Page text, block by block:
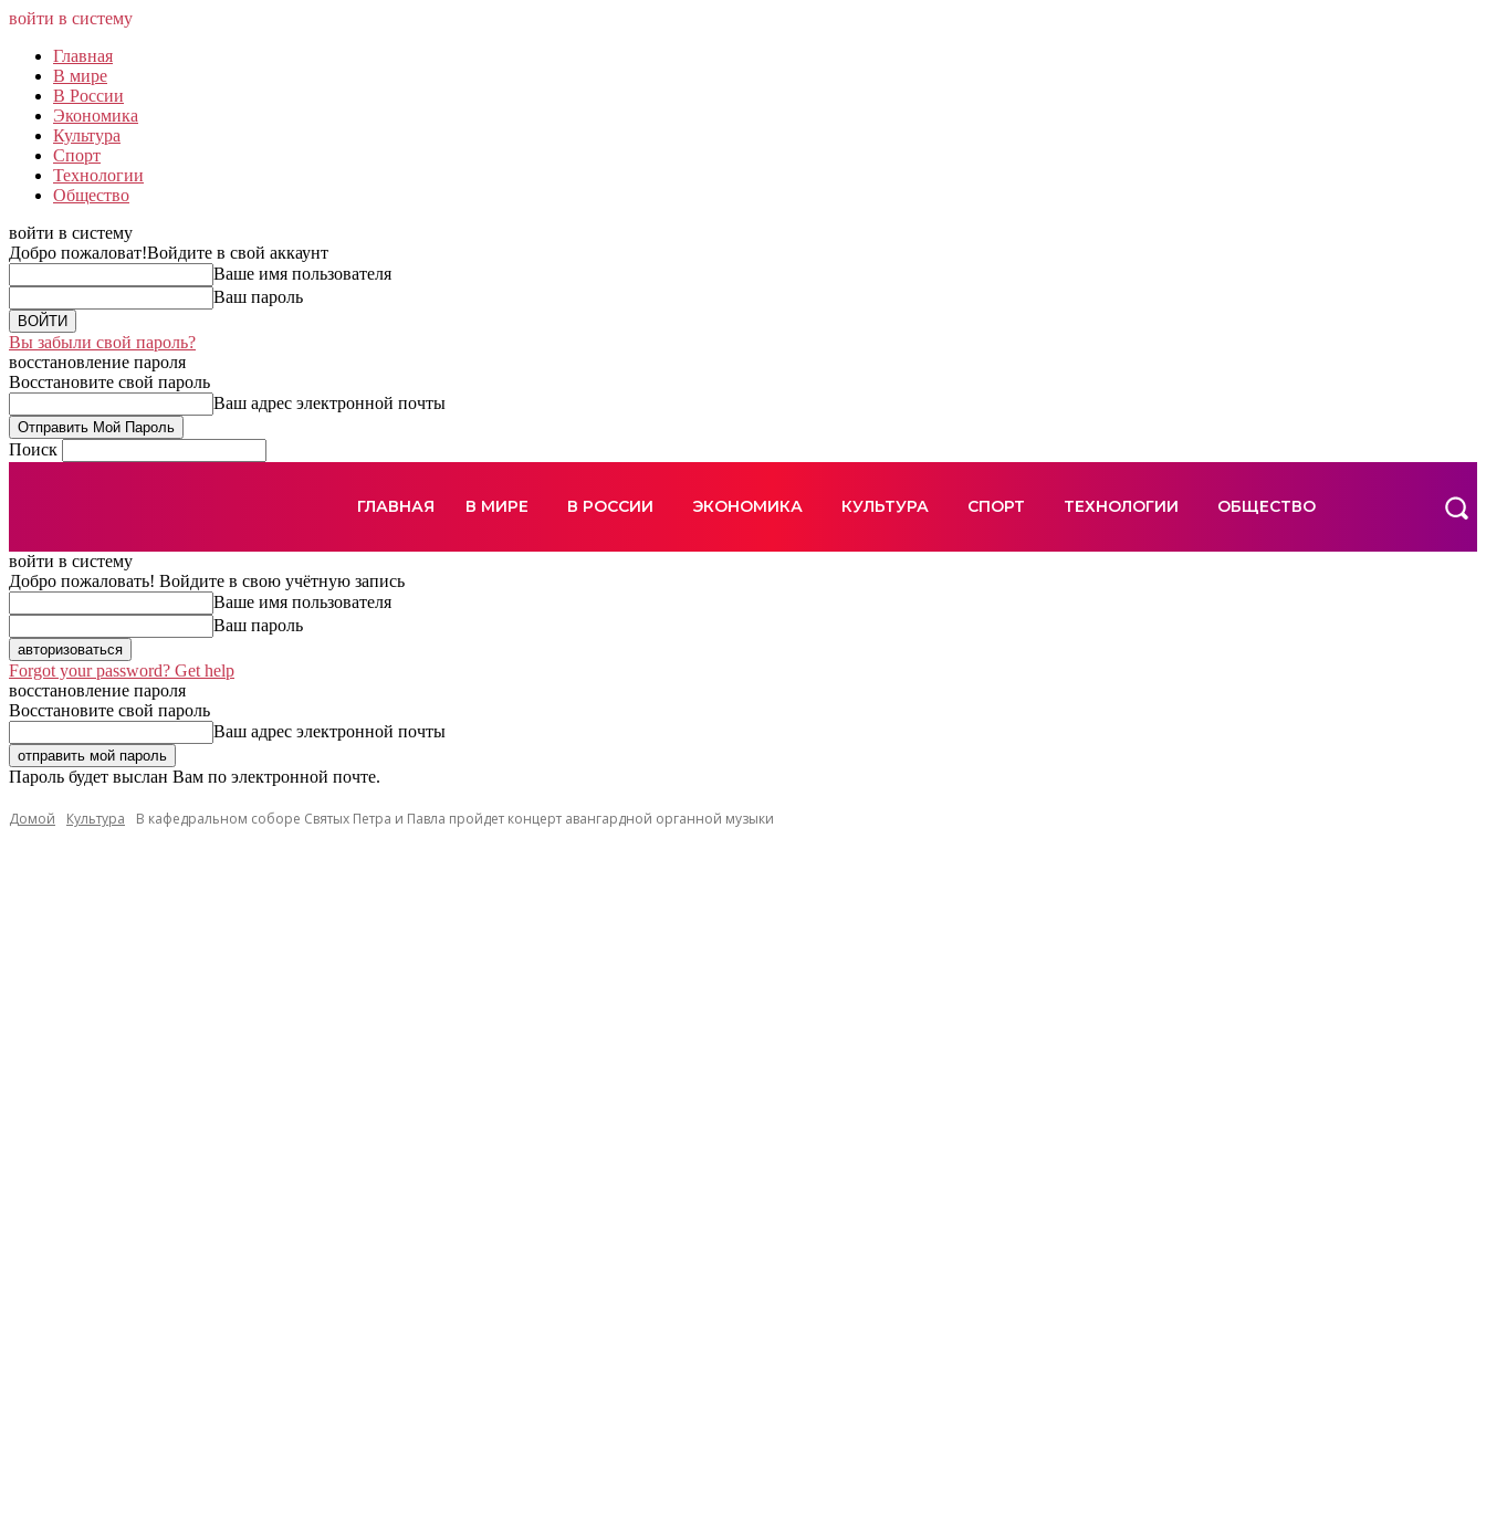
войти в систему
Главная
В мире
В России
Экономика
Культура
Спорт
Технологии
Общество
войти в систему
Добро пожаловат!Войдите в свой аккаунт
Ваше имя пользователя
Ваш пароль
Вы забыли свой пароль?
восстановление пароля
Восстановите свой пароль
Ваш адрес электронной почты
Поиск
ГЛАВНАЯ В МИРЕ В РОССИИ ЭКОНОМИКА КУЛЬТУРА СПОРТ ТЕХНОЛОГИИ ОБЩЕСТВО
войти в систему
Добро пожаловать! Войдите в свою учётную запись
Ваше имя пользователя
Ваш пароль
Forgot your password? Get help
восстановление пароля
Восстановите свой пароль
Ваш адрес электронной почты
Пароль будет выслан Вам по электронной почте.
Домой Культура В кафедральном соборе Святых Петра и Павла пройдет концерт авангардной органной музыки